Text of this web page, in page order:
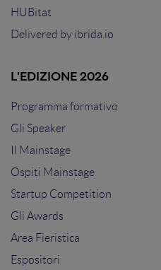
HUBitat
Delivered by ibrida.io
L'EDIZIONE 2026
Programma formativo
Gli Speaker
Il Mainstage
Ospiti Mainstage
Startup Competition
Gli Awards
Area Fieristica
Espositori